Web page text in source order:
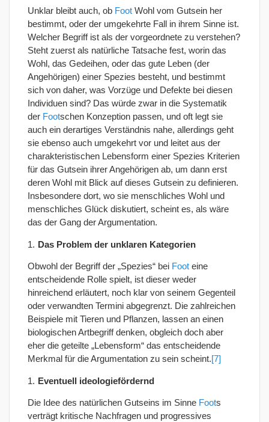
Unklar bleibt auch, ob Foot Wohl vom Gutsein her
bestimmt, oder der umgekehrte Fall in ihrem Sinne ist.
Welcher Begriff ist als der vorgeordnete zu verstehen?
Steht zuerst als natürliche Tatsache fest, worin das
Wohl, das Gedeihen, oder das gute Leben (der
Angehörigen) einer Spezies besteht, und bestimmt
sich von daher, was Vorzüge und Defekte bei diesen
Individuen sind? Das würde zwar in die Systematik
der Footschen Konzeption passen, und oft legt sie
auch ein derartiges Verständnis nahe, allerdings geht
sie ebenso auch umgekehrt vor und leitet aus der
charakteristischen Lebensform einer Spezies Kriterien
für das Gutsein ihrer Angehörigen ab, um dann erst
deren Wohl mit Blick auf dieses Gutsein zu definieren.
Insbesondere dort, wo sie menschliches Wohl und
menschliches Glück diskutiert, scheint es, als wäre
das der Gang der Argumentation.
Das Problem der unklaren Kategorien
Obwohl der Begriff der „Spezies“ bei Foot eine
entscheidende Rolle spielt, ist dieser weder
hinreichend erläutert, noch klar von seinem Gegenteil
oder verwandten Termini abgegrenzt. Die zahlreichen
Beispiele mit Tieren und Pflanzen, lassen an einen
biologischen Artbegriff denken, obgleich doch aber
eher die geteilte „Lebensform“ das entscheidende
Merkmal für die Argumentation zu sein scheint.[7]
Eventuell ideologiefördernd
Die Idee des natürlichen Gutseins im Sinne Foots
verträgt kritische Nachfragen und progressives